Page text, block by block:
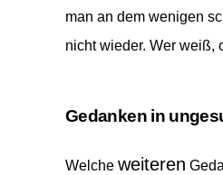
man an dem wenigen
nichtwieder. Wer weiß,
Gedanken in
Welche weiteren